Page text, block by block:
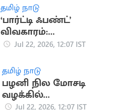
தமிழ் நாடு
‘பார்ட்டி ஃபண்ட்’
விவகாரம்:
ஆதாரங்களை
Jul 22, 2026, 12:07 IST
தமிழ் நாடு
பழனி நில மோசடி
வழக்கில்
வெள்ளத்துரை
Jul 22, 2026, 12:07 IST